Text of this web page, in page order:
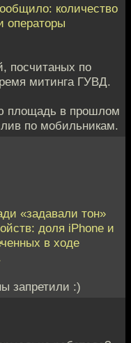
количество
операторы
посчитаных по
митинга ГУВД.
площадь в прошлом
по мобильникам.
«задавали тон»
доля iPhone и
в ходе
запретили :)